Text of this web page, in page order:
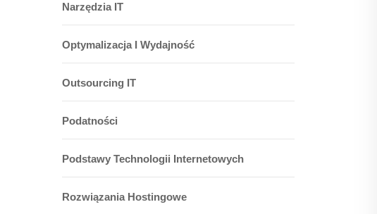
Narzędzia IT
Optymalizacja I Wydajność
Outsourcing IT
Podatności
Podstawy Technologii Internetowych
Rozwiązania Hostingowe